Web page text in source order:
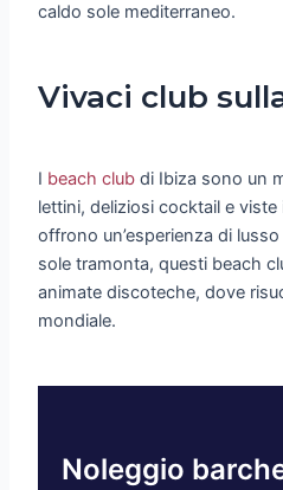
caldo sole mediterraneo.
Vivaci club
I beach club di Ibiza sono un
lettini, deliziosi cocktail e viste
offrono un’esperienza di
sole tramonta, questi beach
animate discoteche, dove
mondiale.
Noleggio